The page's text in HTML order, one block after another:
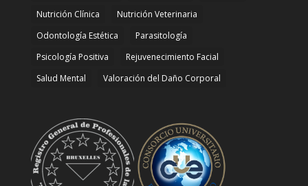
Nutrición Clínica
Nutrición Veterinaria
Odontología Estética
Parasitología
Psicología Positiva
Rejuvenecimiento Facial
Salud Mental
Valoración del Daño Corporal